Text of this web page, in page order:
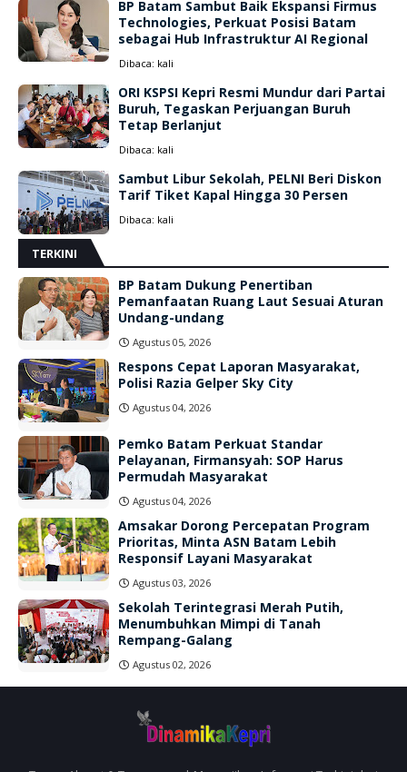
BP Batam Sambut Baik Ekspansi Firmus
Technologies, Perkuat Posisi Batam
sebagai Hub Infrastruktur AI Regional
Dibaca: kali
ORI KSPSI Kepri Resmi Mundur dari Partai
Buruh, Tegaskan Perjuangan Buruh
Tetap Berlanjut
Dibaca: kali
Sambut Libur Sekolah, PELNI Beri Diskon
Tarif Tiket Kapal Hingga 30 Persen
Dibaca: kali
TERKINI
BP Batam Dukung Penertiban
Pemanfaatan Ruang Laut Sesuai Aturan
Undang-undang
Agustus 05, 2026
Respons Cepat Laporan Masyarakat,
Polisi Razia Gelper Sky City
Agustus 04, 2026
Pemko Batam Perkuat Standar
Pelayanan, Firmansyah: SOP Harus
Permudah Masyarakat
Agustus 04, 2026
Amsakar Dorong Percepatan Program
Prioritas, Minta ASN Batam Lebih
Responsif Layani Masyarakat
Agustus 03, 2026
Sekolah Terintegrasi Merah Putih,
Menumbuhkan Mimpi di Tanah
Rempang-Galang
Agustus 02, 2026